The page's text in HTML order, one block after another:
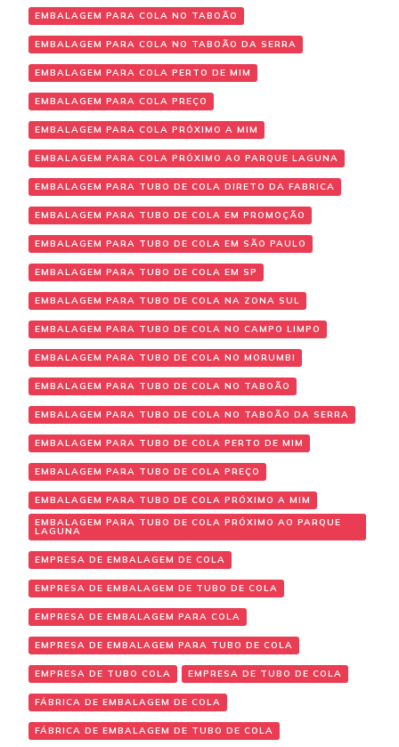
EMBALAGEM PARA COLA NO TABOÃO
EMBALAGEM PARA COLA NO TABOÃO DA SERRA
EMBALAGEM PARA COLA PERTO DE MIM
EMBALAGEM PARA COLA PREÇO
EMBALAGEM PARA COLA PRÓXIMO A MIM
EMBALAGEM PARA COLA PRÓXIMO AO PARQUE LAGUNA
EMBALAGEM PARA TUBO DE COLA DIRETO DA FABRICA
EMBALAGEM PARA TUBO DE COLA EM PROMOÇÃO
EMBALAGEM PARA TUBO DE COLA EM SÃO PAULO
EMBALAGEM PARA TUBO DE COLA EM SP
EMBALAGEM PARA TUBO DE COLA NA ZONA SUL
EMBALAGEM PARA TUBO DE COLA NO CAMPO LIMPO
EMBALAGEM PARA TUBO DE COLA NO MORUMBI
EMBALAGEM PARA TUBO DE COLA NO TABOÃO
EMBALAGEM PARA TUBO DE COLA NO TABOÃO DA SERRA
EMBALAGEM PARA TUBO DE COLA PERTO DE MIM
EMBALAGEM PARA TUBO DE COLA PREÇO
EMBALAGEM PARA TUBO DE COLA PRÓXIMO A MIM
EMBALAGEM PARA TUBO DE COLA PRÓXIMO AO PARQUE
LAGUNA
EMPRESA DE EMBALAGEM DE COLA
EMPRESA DE EMBALAGEM DE TUBO DE COLA
EMPRESA DE EMBALAGEM PARA COLA
EMPRESA DE EMBALAGEM PARA TUBO DE COLA
EMPRESA DE TUBO COLA EMPRESA DE TUBO DE COLA
FÁBRICA DE EMBALAGEM DE COLA
FÁBRICA DE EMBALAGEM DE TUBO DE COLA